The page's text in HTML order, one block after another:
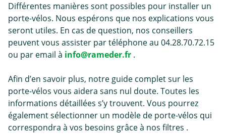
Différentes manières sont possibles pour installer un
porte-vélos. Nous espérons que nos explications vous
seront utiles. En cas de question, nos conseillers
peuvent vous assister par téléphone au 04.28.70.72.15
ou par email à info@rameder.fr .
Afin d’en savoir plus, notre guide complet sur les
porte-vélos vous aidera sans nul doute. Toutes les
informations détaillées s’y trouvent. Vous pourrez
également sélectionner un modèle de porte-vélos qui
correspondra à vos besoins grâce à nos filtres .